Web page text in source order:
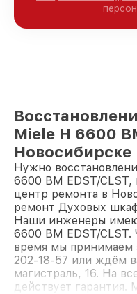
Miele H 6600
Новосибирске
Нужно
6600 BM EDST/
центр ремонта в
ремонт Духовых
Наши инженеры
6600 BM EDST/
время мы принимаем
202-18-57 или ждём
магистраль, 16. На
действует